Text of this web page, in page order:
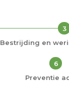
3
Bestrijding en
6
Preventie